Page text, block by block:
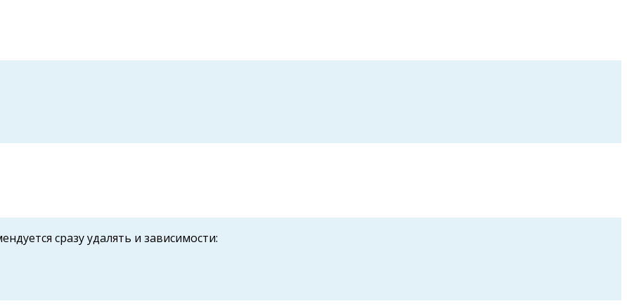
сразу удалять и зависимости: